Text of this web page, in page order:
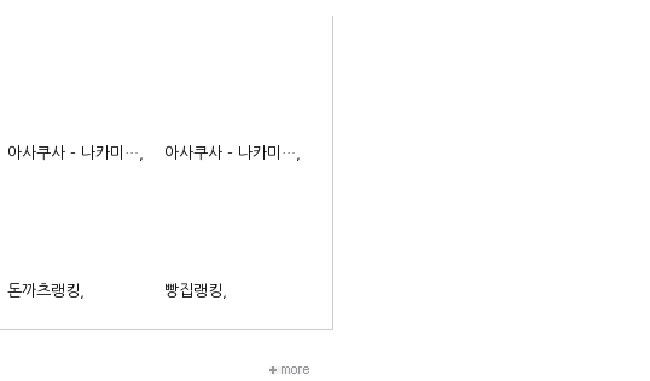
아사쿠사 - 나카미…, 아사쿠사 - 나카미…,
돈까츠랭킹, 빵집랭킹,